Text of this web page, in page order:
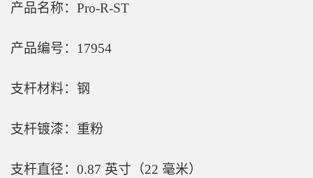
产品名称：Pro-R-ST
产品编号：17954
支杆材料：钢
支杆镀漆：重粉
支杆直径：0.87 英寸（22 毫米）